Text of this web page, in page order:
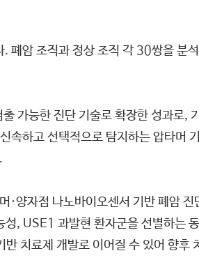
. 폐암 조직과 정상 조직 각 30쌍을
가능한 진단 기술로 확장한 성과로,
속하고 선택적으로 탐지하는 압타머
양자점 나노바이오센서 기반 폐암
, USE1 과발현 환자군을 선별하는
치료제 개발로 이어질 수 있어 향후